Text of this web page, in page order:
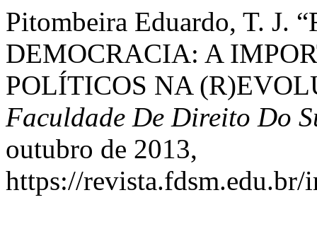
Pitombeira Eduardo, T. J.
DEMOCRACIA: A
POLÍTICOS NA
Faculdade De Direito Do
outubro de 2013,
https://